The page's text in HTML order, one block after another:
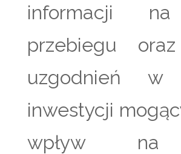
informacji
przebiegu
uzgodnień w
inwestycji
wpływ na